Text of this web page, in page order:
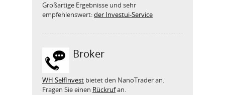
Großartige Ergebnisse und sehr
empfehlenswert:der Investui-Service
Broker
WH SelfInvest bietet den NanoTrader an.
Fragen Sie einen Rückrufan.